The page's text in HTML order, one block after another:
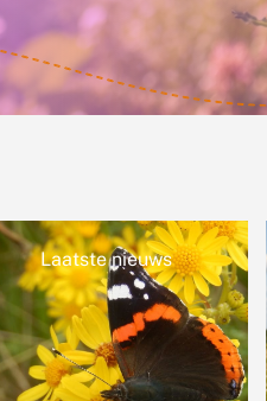
Word ook vrijwilliger